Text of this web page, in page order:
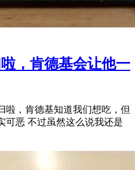
，肯德基会让他一
啦，肯德基知道我们想吃，但
可恶 不过虽然这么说我还是